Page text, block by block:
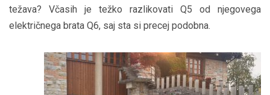
težava? Včasih je težko razlikovati Q5 od njegovega
električnega brata Q6, saj sta si precej podobna.